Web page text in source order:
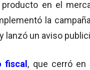
en el
la
lanzó un aviso
fiscal , que cerró en